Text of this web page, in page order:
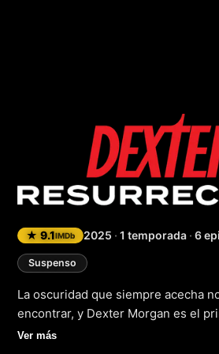
Dexter:
★ 9.1IMDb 2025 · 1 temporada · 6
Suspenso
La oscuridad que siempre acecha
encontrar, y Dexter Morgan es el
Después de un coma de diez
Ver más